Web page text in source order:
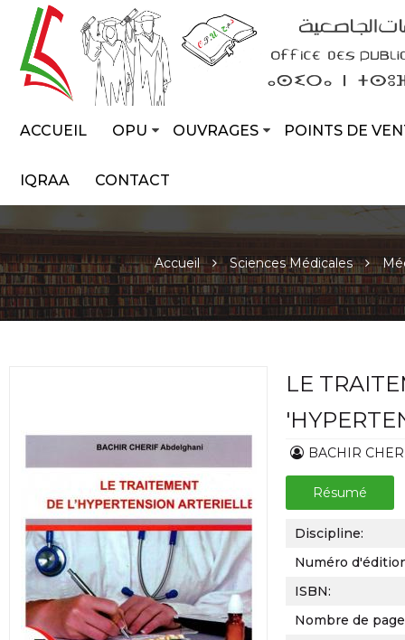
ACCUEIL OPU OUVRAGES POINTS DE
IQRAA CONTACT
Accueil Sciences Médicales
LE
BACHIR
Résumé
Discipline:
Numéro
ISBN:
Nombre de